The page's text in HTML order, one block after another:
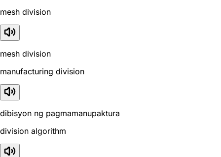
mesh division
mesh division
manufacturing division
dibisyon ng pagmamanupaktura
division algorithm